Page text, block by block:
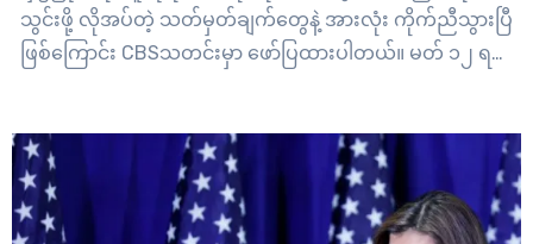
သွင်းဖို့ လိုအပ်တဲ့ သတ်မှတ်ချက်တွေနဲ့ အားလုံး ကိုက်ညီသွားပြီ
ဖြစ်ကြောင်း CBSသတင်းမှာ ဖော်ပြထားပါတယ်။ မတ် ၁၂ ရက်
တို့အတွက်ကျင်းပပေးခဲ့ပါတယ်။ ရလဒ်တွေအရ…